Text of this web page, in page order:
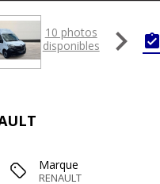
10 photos
disponibles
 
Marque
RENAULT